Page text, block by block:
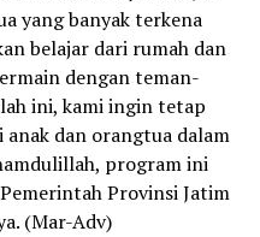
yang banyak terkena
belajar dari rumah dan
dengan teman-
ini, kami ingin tetap
anak dan orangtua dalam
program ini
Provinsi Jatim
(Mar-Adv)